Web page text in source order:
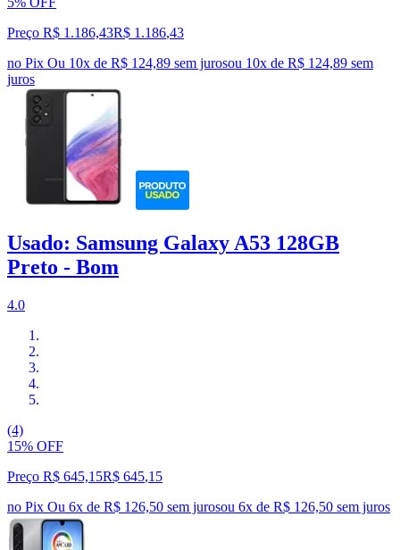
Preço R$ 1.186,43R$ 1.186,43
no Pix Ou 10x de R$ 124,89 sem jurosou 10x de R$ 124,89 sem
juros
Usado: Samsung Galaxy A53 128GB
Preto - Bom
4.0
(4)
15% OFF
Preço R$ 645,15R$ 645,15
no Pix Ou 6x de R$ 126,50 sem jurosou 6x de R$ 126,50 sem juros